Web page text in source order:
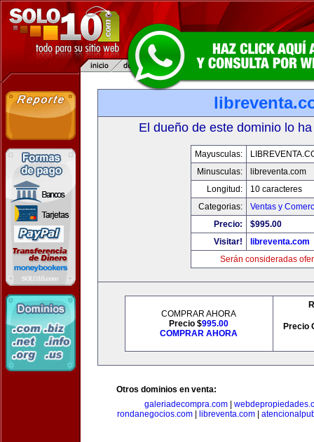
El dueño de este dominio lo
Mayusculas:
Minusculas:
libreventa.com
Longitud:
10 caracteres
Categorias:
Ventas y
Precio:
$995.00
Visitar!
libreventa.com
Serán consideradas
COMPRAR AHORA
Precio $995.00
COMPRAR AHORA
Precio
Otros dominios en venta:
galeriadecompra.com|
rondanegocios.com
libreventa.com